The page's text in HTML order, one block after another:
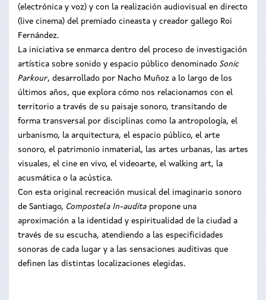
(electrónica y voz) y con la realización audiovisual en directo
(live cinema) del premiado cineasta y creador gallego Roi
Fernández.
La iniciativa se enmarca dentro del proceso de investigación
artística sobre sonido y espacio público denominado Sonic
Parkour, desarrollado por Nacho Muñoz a lo largo de los
últimos años, que explora cómo nos relacionamos con el
territorio a través de su paisaje sonoro, transitando de
forma transversal por disciplinas como la antropología, el
urbanismo, la arquitectura, el espacio público, el arte
sonoro, el patrimonio inmaterial, las artes urbanas, las artes
visuales, el cine en vivo, el videoarte, el walking art, la
acusmática o la acústica.
Con esta original recreación musical del imaginario sonoro
de Santiago, Compostela In-audita propone una
aproximación a la identidad y espiritualidad de la ciudad a
través de su escucha, atendiendo a las especificidades
sonoras de cada lugar y a las sensaciones auditivas que
definen las distintas localizaciones elegidas.